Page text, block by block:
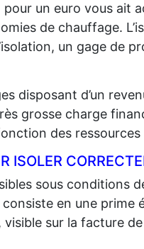
pour un euro vous ait
de chauffage.
un gage de
disposant d’un
grosse charge
des
ISOLER
sous conditions
en une prime
sur la facture